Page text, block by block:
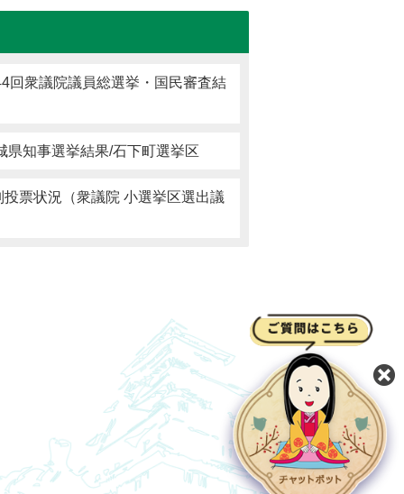
回衆議院議員総選挙・国民審査結
県知事選挙結果/石下町選挙区
票状況（衆議院 小選挙区選出議